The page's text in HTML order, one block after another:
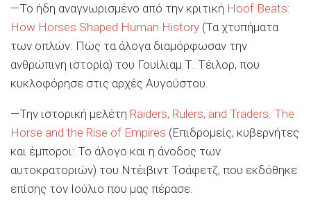
—Το ήδη αναγνωρισμένο από την κριτική Hoof Beats:
How Horses Shaped Human History (Τα χτυπήματα
των οπλών: Πώς τα άλογα διαμόρφωσαν την
ανθρώπινη ιστορία) του Γουίλιαμ Τ. Τέιλορ, που
κυκλοφόρησε στις αρχές Αυγούστου.
—Την ιστορική μελέτη Raiders, Rulers, and Traders: The
Horse and the Rise of Empires (Επιδρομείς, κυβερνήτες
και έμποροι: Το άλογο και η άνοδος των
αυτοκρατοριών) του Ντέιβιντ Τσάφετζ, που εκδόθηκε
επίσης τον Ιούλιο που μας πέρασε.